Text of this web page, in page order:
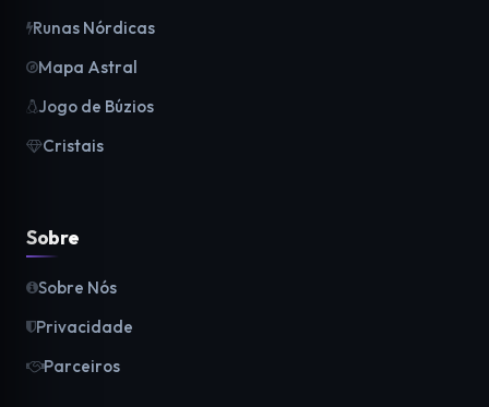
Runas Nórdicas
Mapa Astral
Jogo de Búzios
Cristais
Sobre
Sobre Nós
Privacidade
Parceiros